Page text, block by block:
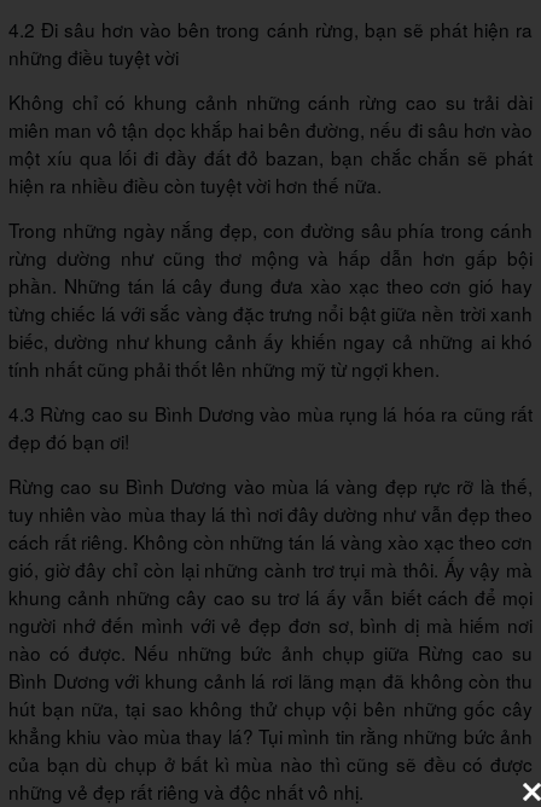
4.2 Đi sâu hơn vào bên trong cánh rừng, bạn sẽ phát hiện ra
những điều tuyệt vời
Không chỉ có khung cảnh những cánh rừng cao su trải dài
miên man vô tận dọc khắp hai bên đường, nếu đi sâu hơn vào
một xíu qua lối đi đầy đất đỏ bazan, bạn chắc chắn sẽ phát
hiện ra nhiều điều còn tuyệt vời hơn thế nữa.
Trong những ngày nắng đẹp, con đường sâu phía trong cánh
rừng dường như cũng thơ mộng và hấp dẫn hơn gấp bội
phần. Những tán lá cây đung đưa xào xạc theo cơn gió hay
từng chiếc lá với sắc vàng đặc trưng nổi bật giữa nền trời xanh
biếc, dường như khung cảnh ấy khiến ngay cả những ai khó
tính nhất cũng phải thốt lên những mỹ từ ngợi khen.
4.3 Rừng cao su Bình Dương vào mùa rụng lá hóa ra cũng rất
đẹp đó bạn ơi!
Rừng cao su Bình Dương vào mùa lá vàng đẹp rực rỡ là thế,
tuy nhiên vào mùa thay lá thì nơi đây dường như vẫn đẹp theo
cách rất riêng. Không còn những tán lá vàng xào xạc theo cơn
gió, giờ đây chỉ còn lại những cành trơ trụi mà thôi. Ấy vậy mà
khung cảnh những cây cao su trơ lá ấy vẫn biết cách để mọi
người nhớ đến mình với vẻ đẹp đơn sơ, bình dị mà hiếm nơi
nào có được. Nếu những bức ảnh chụp giữa Rừng cao su
Bình Dương với khung cảnh lá rơi lãng mạn đã không còn thu
hút bạn nữa, tại sao không thử chụp vội bên những gốc cây
khẳng khiu vào mùa thay lá? Tụi mình tin rằng những bức ảnh
của bạn dù chụp ở bất kì mùa nào thì cũng sẽ đều có được
những vẻ đẹp rất riêng và độc nhất vô nhị.